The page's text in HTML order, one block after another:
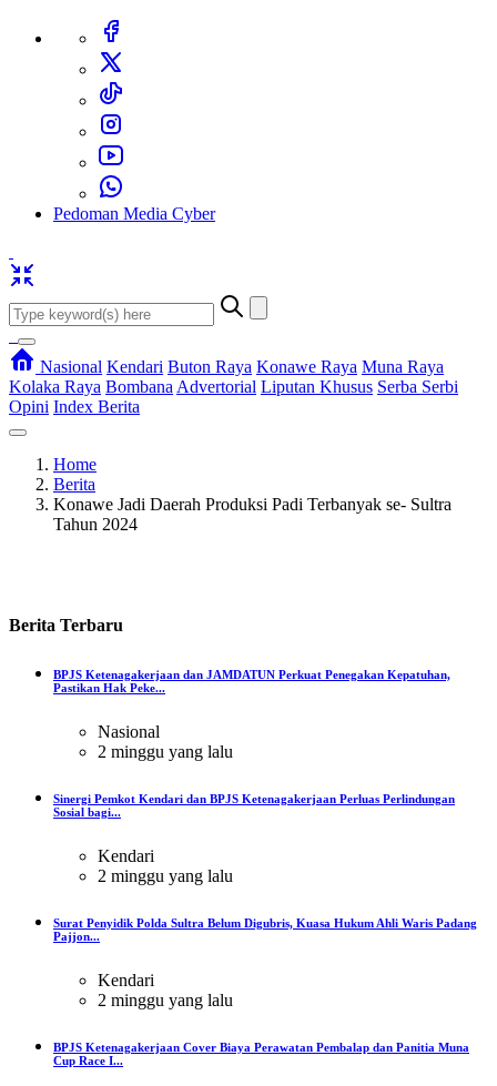
Pedoman Media Cyber
Nasional Kendari Buton Raya Konawe Raya Muna Raya
Kolaka Raya Bombana Advertorial Liputan Khusus Serba Serbi
Opini Index Berita
Home
Berita
Konawe Jadi Daerah Produksi Padi Terbanyak se- Sultra
Tahun 2024
Berita Terbaru
BPJS Ketenagakerjaan dan JAMDATUN Perkuat Penegakan Kepatuhan,
Pastikan Hak Peke...
Nasional
2 minggu yang lalu
Sinergi Pemkot Kendari dan BPJS Ketenagakerjaan Perluas Perlindungan
Sosial bagi...
Kendari
2 minggu yang lalu
Surat Penyidik Polda Sultra Belum Digubris, Kuasa Hukum Ahli Waris Padang
Pajjon...
Kendari
2 minggu yang lalu
BPJS Ketenagakerjaan Cover Biaya Perawatan Pembalap dan Panitia Muna
Cup Race I...